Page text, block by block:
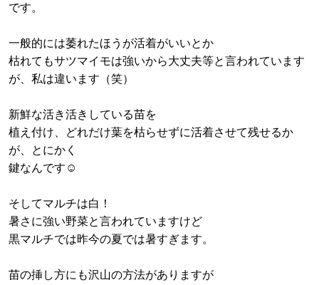
です。
一般的には萎れたほうが活着がいいとか
枯れてもサツマイモは強いから大丈夫等と言われています
が、私は違います（笑）
新鮮な活き活きしている苗を
植え付け、どれだけ葉を枯らせずに活着させて残せるか
が、とにかく
鍵なんです☺️
そしてマルチは白！
暑さに強い野菜と言われていますけど
黒マルチでは昨今の夏では暑すぎます。
苗の挿し方にも沢山の方法がありますが